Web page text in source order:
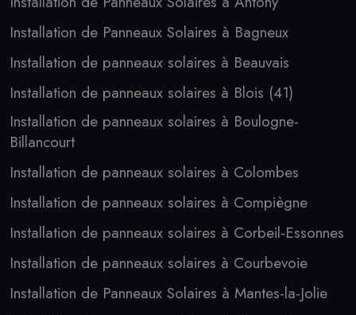
Installation de Panneaux Solaires à Bagneux
Installation de panneaux solaires à Beauvais
Installation de panneaux solaires à Blois (41)
Installation de panneaux solaires à Boulogne-
Billancourt
Installation de panneaux solaires à Colombes
Installation de panneaux solaires à Compiègne
Installation de panneaux solaires à Corbeil-Essonnes
Installation de panneaux solaires à Courbevoie
Installation de Panneaux Solaires à Mantes-la-Jolie